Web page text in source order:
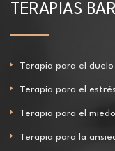
TERAPIAS
Terapia para el duelo
Terapia para el
Terapia para el miedo
Terapia para la